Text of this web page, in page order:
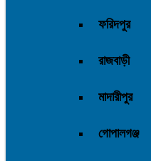
ফরিদপুর
রাজবাড়ী
মাদারীপুর
গোপালগঞ্জ